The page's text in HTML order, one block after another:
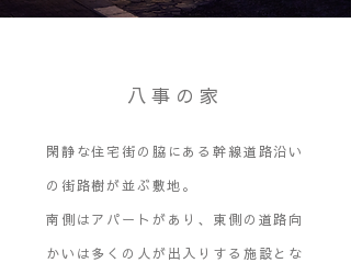
八事の家
閑静な住宅街の脇にある幹線道路沿い
の街路樹が並ぶ敷地。
南側はアパートがあり、東側の道路向
かいは多くの人が出入りする施設とな